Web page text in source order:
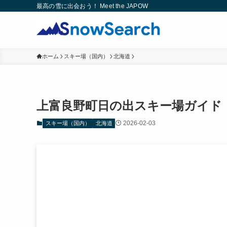
最高の雪に出会おう！ Meet the JAPOW
ホーム スキー場（国内） 北海道
上富良野町日の出スキー場ガイド
スキー場（国内） 北海道 2026-02-03